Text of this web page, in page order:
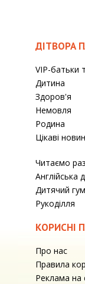
ДІТВОРА
VIP-батьки
Дитина
Здоров'я
Немовля
Родина
Цікаві
Читаємо
Англійська
Дитячий
Рукоділля
КОРИСНІ
Про нас
Правила
Реклама на